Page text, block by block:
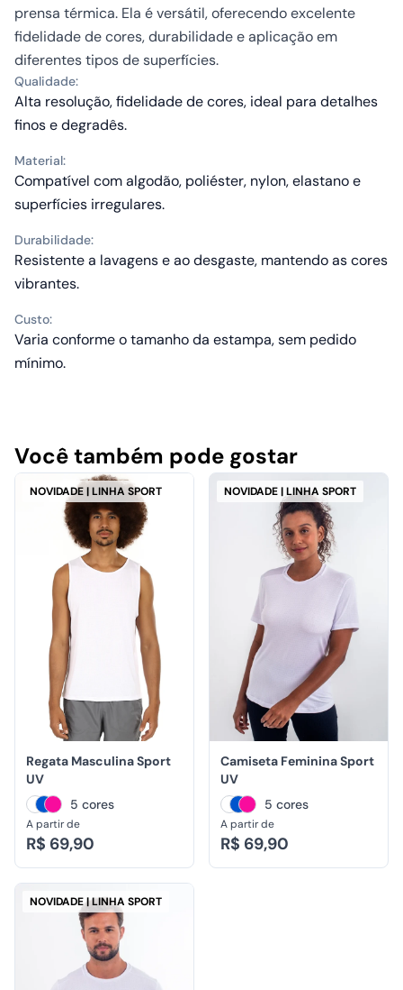
prensa térmica. Ela é versátil, oferecendo excelente
fidelidade de cores, durabilidade e aplicação em
diferentes tipos de superfícies.
Qualidade:
Alta resolução, fidelidade de cores, ideal para detalhes
finos e degradês.
Material:
Compatível com algodão, poliéster, nylon, elastano e
superfícies irregulares.
Durabilidade:
Resistente a lavagens e ao desgaste, mantendo as cores
vibrantes.
Custo:
Varia conforme o tamanho da estampa, sem pedido
mínimo.
Você também pode gostar
NOVIDADE | LINHA SPORT
Regata Masculina Sport
UV
5 cores
A partir de
R$ 69,90
NOVIDADE | LINHA SPORT
Camiseta Feminina Sport
UV
5 cores
A partir de
R$ 69,90
NOVIDADE | LINHA SPORT